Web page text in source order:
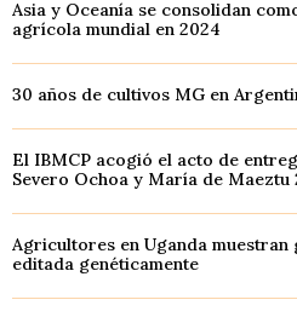
Asia y Oceanía se consolidan
agrícola mundial en 2024
30 años de cultivos MG en
El IBMCP acogió el acto de
Severo Ochoa y María de Maeztu
Agricultores en Uganda
editada genéticamente